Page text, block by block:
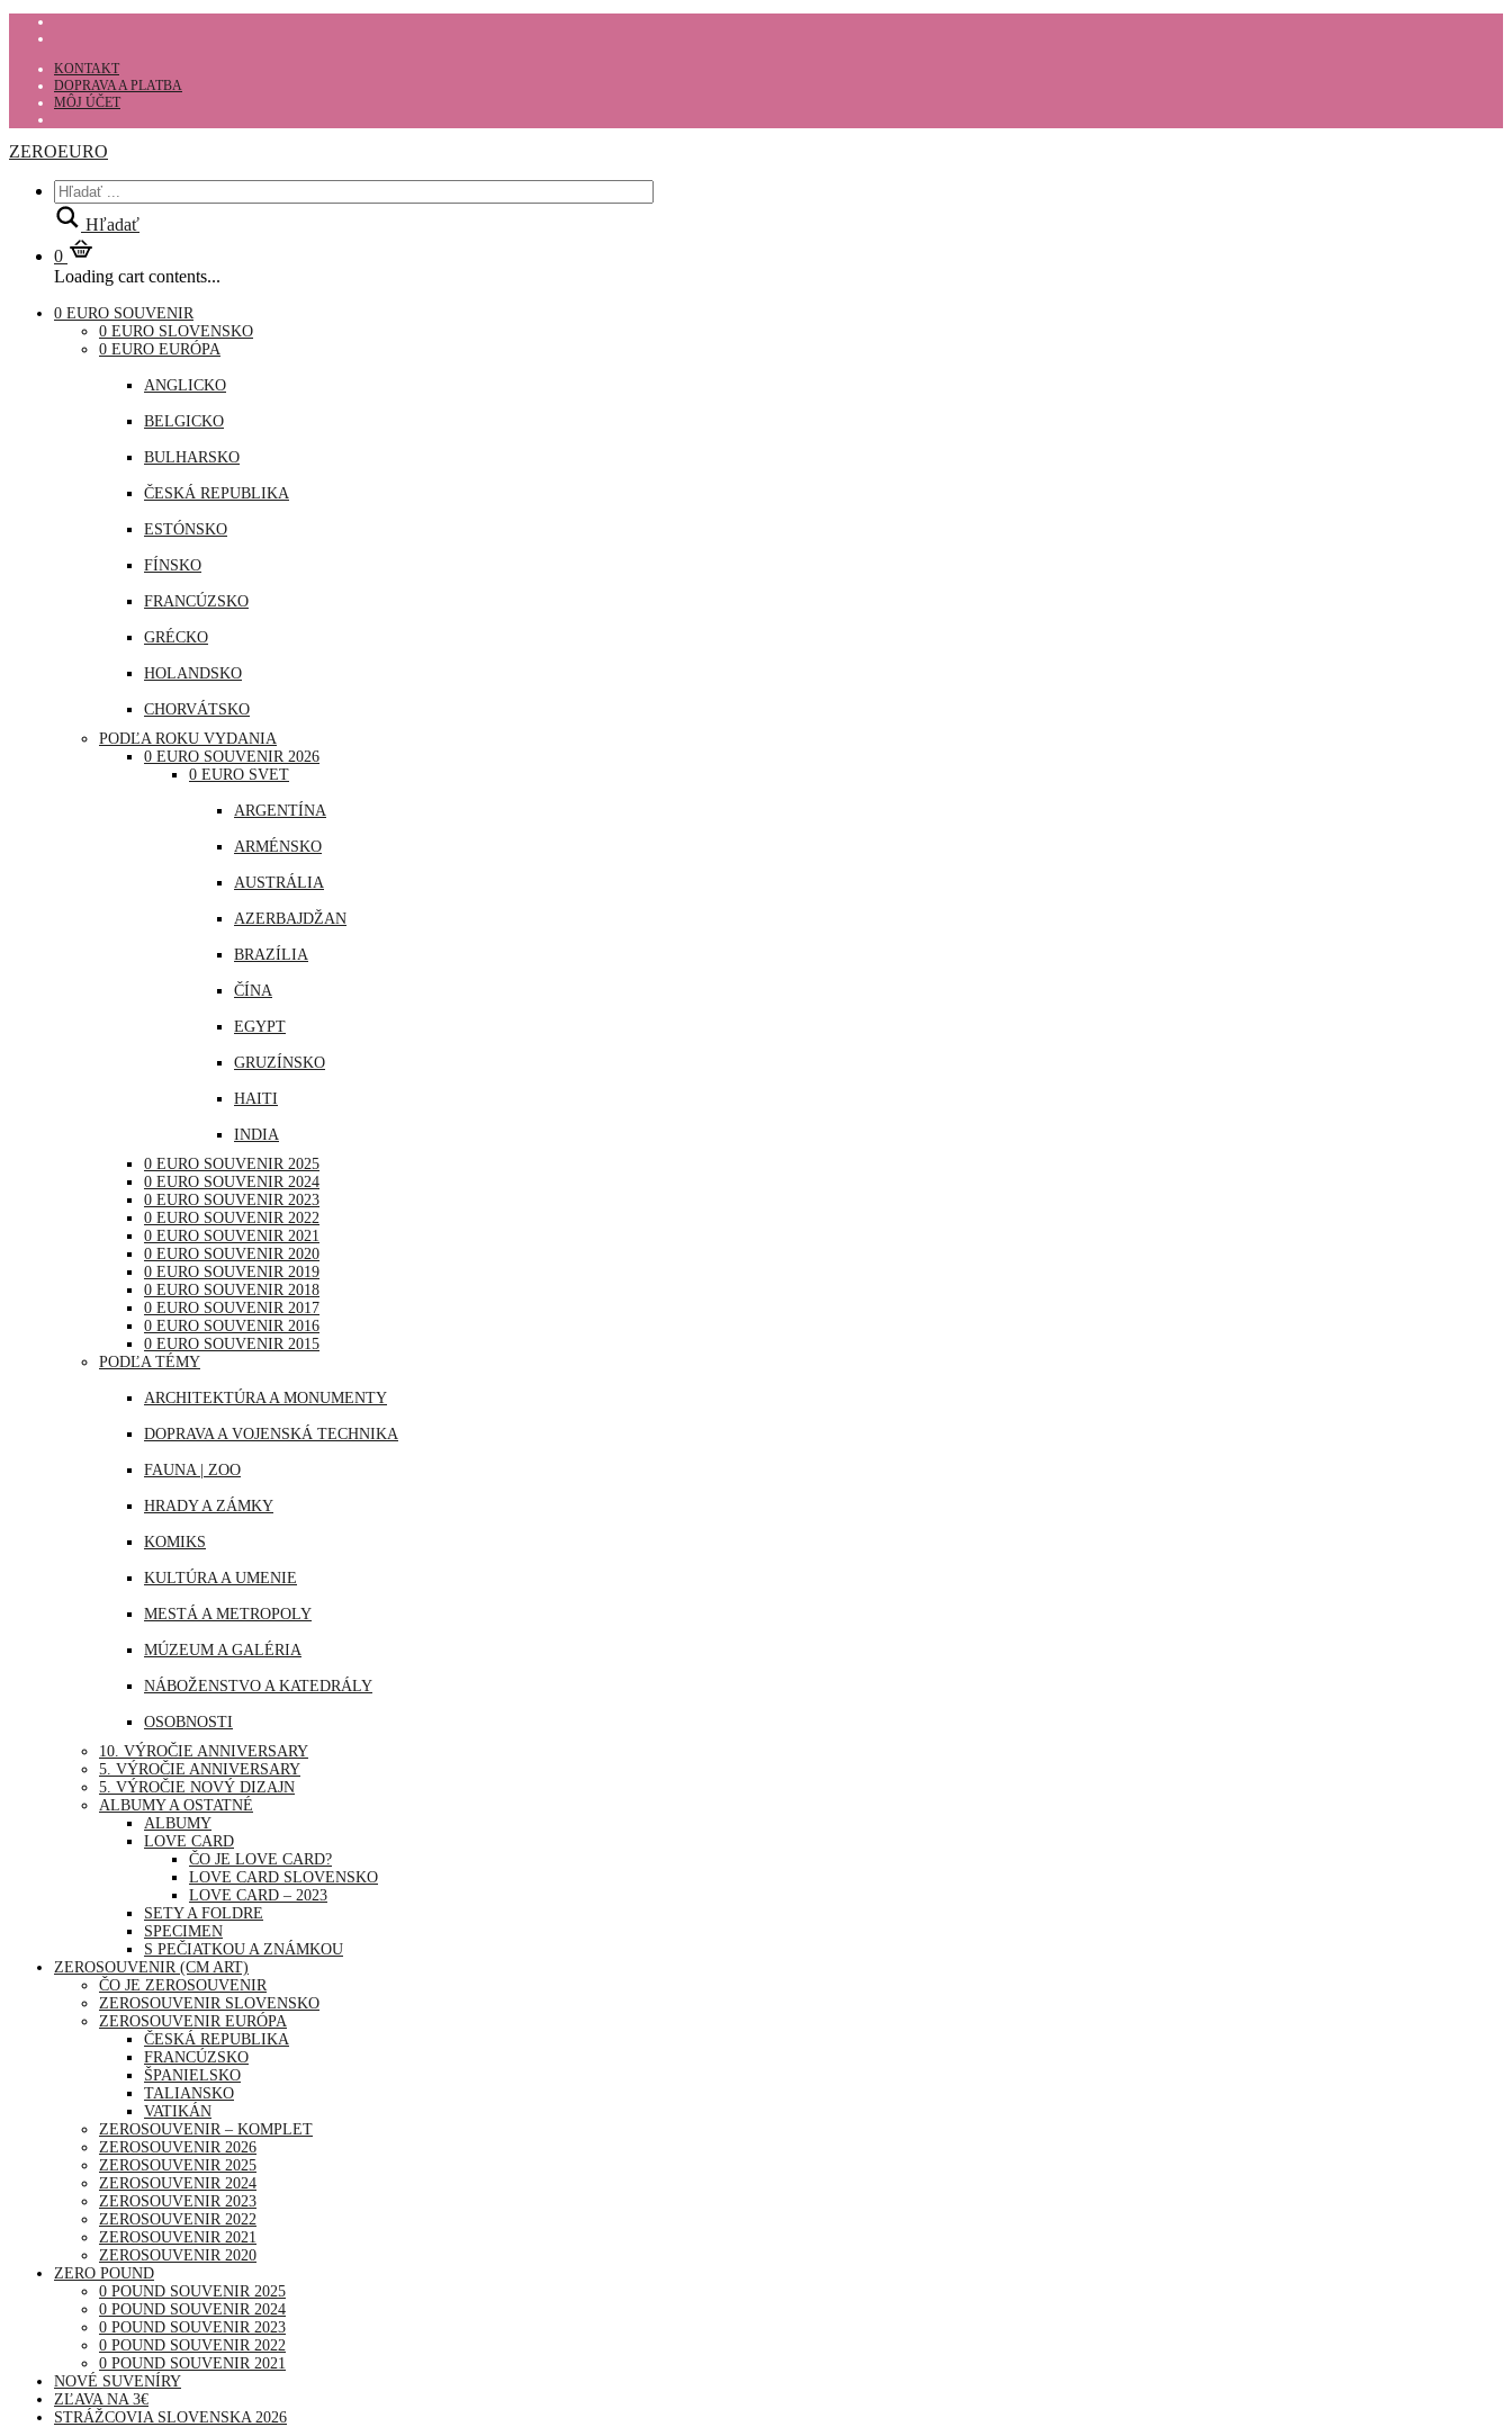
KONTAKT
DOPRAVA A PLATBA
MÔJ ÚČET
ZEROEURO
Hľadať
0
Loading cart contents...
0 EURO SOUVENIR
0 EURO SLOVENSKO
0 EURO EURÓPA
ANGLICKO
BELGICKO
BULHARSKO
ČESKÁ REPUBLIKA
ESTÓNSKO
FÍNSKO
FRANCÚZSKO
GRÉCKO
HOLANDSKO
CHORVÁTSKO
ÍRSKO
ISLAND
LOTYŠSKO
LUXEMBURSKO
MAĎARSKO
NEMECKO
PORTUGALSKO
RAKÚSKO
RUMUNSKO
RUSKO
SAN MARÍNO
SLOVINSKO
ŠPANIELSKO
ŠVAJČIARSKO
ŠVÉDSKO
TALIANSKO
VATIKÁN
PODĽA ROKU VYDANIA
0 EURO SOUVENIR 2026
0 EURO SVET
ARGENTÍNA
ARMÉNSKO
AUSTRÁLIA
AZERBAJDŽAN
BRAZÍLIA
ČÍNA
EGYPT
GRUZÍNSKO
HAITI
INDIA
INDONÉZIA
IRAK
JAPONSKO
KANADA
KATAR
KUBA
LIBANON
SAUDSKÁ ARÁBIA
THAJSKO
TURECKO
0 EURO SOUVENIR 2025
0 EURO SOUVENIR 2024
0 EURO SOUVENIR 2023
0 EURO SOUVENIR 2022
0 EURO SOUVENIR 2021
0 EURO SOUVENIR 2020
0 EURO SOUVENIR 2019
0 EURO SOUVENIR 2018
0 EURO SOUVENIR 2017
0 EURO SOUVENIR 2016
0 EURO SOUVENIR 2015
PODĽA TÉMY
ARCHITEKTÚRA A MONUMENTY
DOPRAVA A VOJENSKÁ TECHNIKA
FAUNA | ZOO
HRADY A ZÁMKY
KOMIKS
KULTÚRA A UMENIE
MESTÁ A METROPOLY
MÚZEUM A GALÉRIA
NÁBOŽENSTVO A KATEDRÁLY
OSOBNOSTI
PRÍRODA
ŠPORT
UDALOSTI A VÝROČIA
VOĽNÝ ČAS | ZÁBAVA A RELAX
10. VÝROČIE ANNIVERSARY
5. VÝROČIE ANNIVERSARY
5. VÝROČIE NOVÝ DIZAJN
ALBUMY A OSTATNÉ
ALBUMY
LOVE CARD
ČO JE LOVE CARD?
LOVE CARD SLOVENSKO
LOVE CARD – 2023
SETY A FOLDRE
SPECIMEN
S PEČIATKOU A ZNÁMKOU
ZEROSOUVENIR (CM ART)
ČO JE ZEROSOUVENIR
ZEROSOUVENIR SLOVENSKO
ZEROSOUVENIR EURÓPA
ČESKÁ REPUBLIKA
FRANCÚZSKO
ŠPANIELSKO
TALIANSKO
VATIKÁN
ZEROSOUVENIR – KOMPLET
ZEROSOUVENIR 2026
ZEROSOUVENIR 2025
ZEROSOUVENIR 2024
ZEROSOUVENIR 2023
ZEROSOUVENIR 2022
ZEROSOUVENIR 2021
ZEROSOUVENIR 2020
ZERO POUND
0 POUND SOUVENIR 2025
0 POUND SOUVENIR 2024
0 POUND SOUVENIR 2023
0 POUND SOUVENIR 2022
0 POUND SOUVENIR 2021
NOVÉ SUVENÍRY
ZĽAVA NA 3€
STRÁŽCOVIA SLOVENSKA 2026